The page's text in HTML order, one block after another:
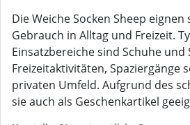
Die Weiche Socken Sheep
Gebrauch in Alltag und Freizeit.
Einsatzbereiche sind Schuhe und
Freizeitaktivitäten, Spaziergänge
privaten Umfeld. Aufgrund des
sie auch als Geschenkartikel